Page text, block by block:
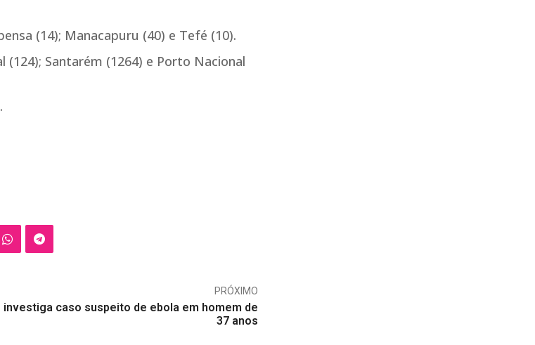
(14); Manacapuru (40) e Tefé (10).
(124); Santarém (1264) e Porto Nacional
PRÓXIMO
investiga caso suspeito de ebola em homem de
37 anos